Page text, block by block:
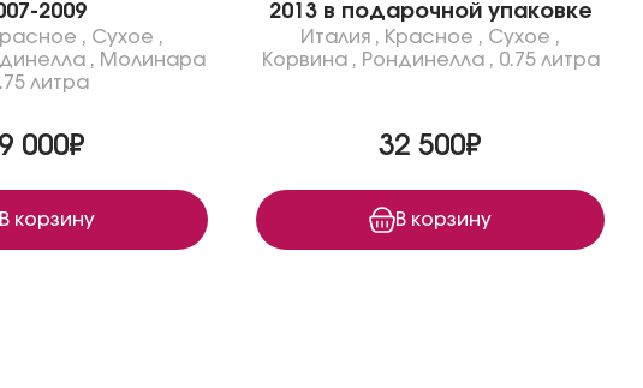
2009
, Сухое ,
, Молинара
литра
000₽
В корзину
2013 в подарочной упаковке
Италия , Красное , Сухое ,
Корвина, Рондинелла, 0.75 литра
32 500₽
В корзину